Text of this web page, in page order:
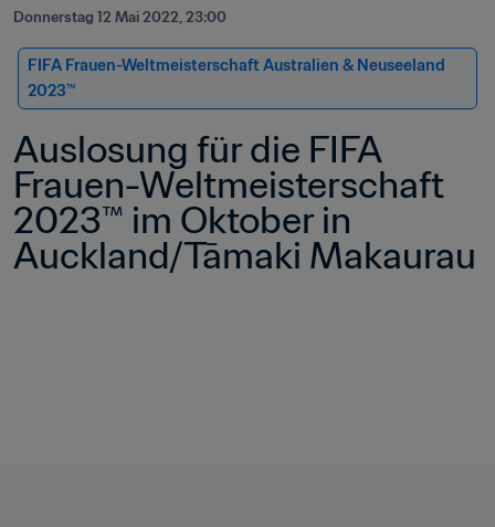
Donnerstag 12 Mai 2022, 23:00
FIFA Frauen-Weltmeisterschaft Australien & Neuseeland
2023™
Auslosung für die FIFA
Frauen-Weltmeisterschaft
2023™ im Oktober in
Auckland/Tāmaki Makaurau